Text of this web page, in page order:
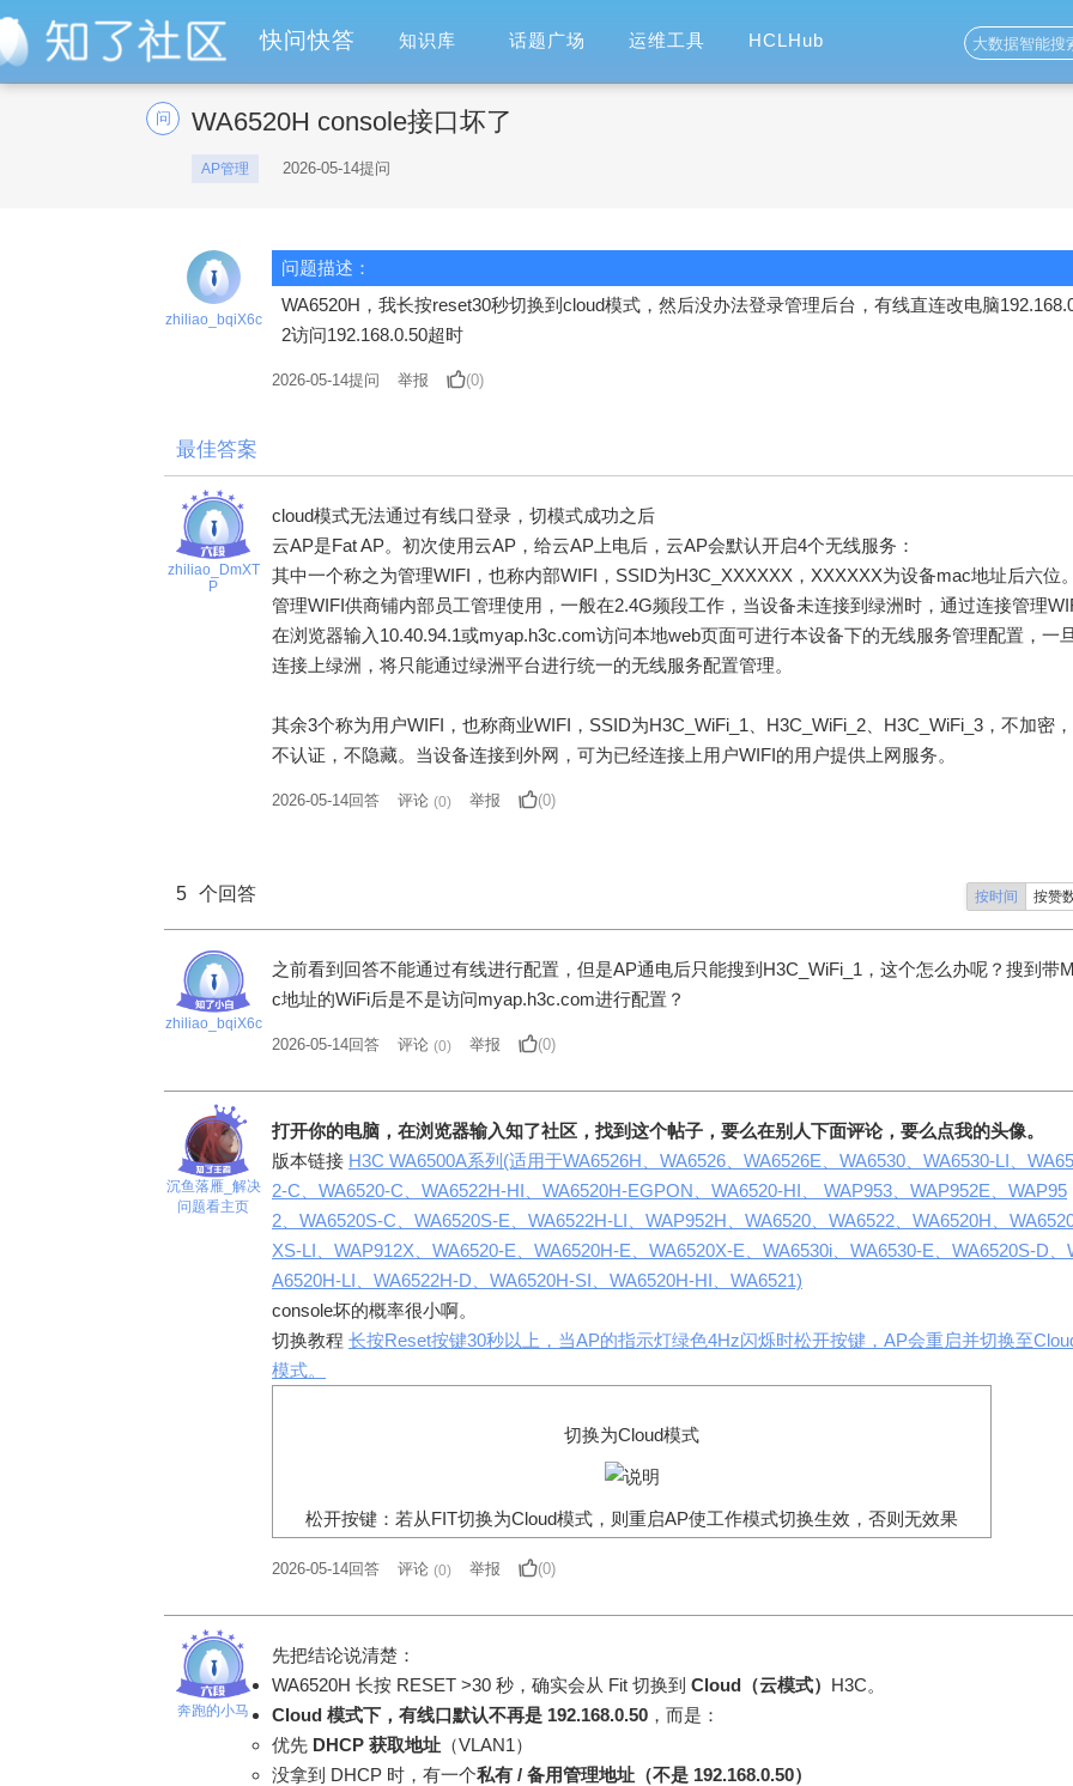
快问快答 知识库 话题广场 运维工具 HCLHub
问 WA6520H console接口坏了
AP管理 2026-05-14提问
zhiliao_bqiX6c
问题描述：
WA6520H，我长按reset30秒切换到cloud模式，然后没办法登录管理后台，有线直连改电脑
2访问192.168.0.50超时
2026-05-14提问 举报 (0)
最佳答案
zhiliao_DmXT
P
cloud模式无法通过有线口登录，切模式成功之后
云AP是Fat AP。初次使用云AP ，给云AP 上电后，云AP会默认开启4个无线服务：
其中一个称之为管理WIFI ，也称内部WIFI ， SSID为H3C_XXXXXX ， XXXXXX为设备mac地址后六位。
管理WIFI供商铺内部员工管理使用，一般在2.4G频段工作，当设备未连接到绿洲时，通过连接管理
在浏览器输入 10.40.94.1或myap.h3c.com访问本地web页面可进行本设备下的无线服务管理配置，一旦
连接上绿洲，将只能通过绿洲平台进行统一的无线服务配置管理。
其余3个称为用户WIFI ，也称商业WIFI ， SSID为H3C_WiFi_1 H3C_WiFi_2 H3C_WiFi_3 ，不加密，
不认证，不隐藏。当设备连接到外网，可为已经连接上用户WIFI的用户提供上网服务。
2026-05-14回答 评论 (0) 举报 (0)
5 个回答 按时间 按赞
zhiliao_bqiX6c
之前看到回答不能通过有线进行配置，但是AP通电后只能搜到H3C_WiFi_1，这个怎么办呢？搜到带
c地址的WiFi后是不是访问myap.h3c.com进行配置？
2026-05-14回答 评论 (0) 举报 (0)
沉鱼落雁_解决
问题看主页
打开你的电脑，在浏览器输入知了社区，找到这个帖子，要么在别人下面评论，要么点我的头像。
版本链接 H3C WA6500A系列(适用于WA6526H、WA6526、WA6526E、WA6530、WA6530-LI、
2-C、WA6520-C、WA6522H-HI、WA6520H-EGPON、WA6520-HI、 WAP953、WAP952E、WAP95
2、WA6520S-C、WA6520S-E、WA6522H-LI、WAP952H、WA6520、WA6522、WA6520H、
XS-LI、WAP912X、WA6520-E、WA6520H-E、WA6520X-E、WA6530i、WA6530-E、WA6520S-D、
A6520H-LI、WA6522H-D、WA6520H-SI、WA6520H-HI、WA6521)
console坏的概率很小啊。
切换教程 长按Reset按键30秒以上，当AP的指示灯绿色4Hz闪烁时松开按键，AP会重启并切换至
模式。
切换为Cloud模式
松开按键：若从FIT切换为Cloud模式，则重启AP使工作模式切换生效，否则无效果
2026-05-14回答 评论 (0) 举报 (0)
奔跑的小马
先把结论说清楚：
WA6520H 长按 RESET >30 秒，确实会从 Fit 切换到 Cloud（云模式） H3C。
Cloud 模式下，有线口默认不再是 192.168.0.50 ，而是：
优先 DHCP 获取地址 （VLAN1）
没拿到 DHCP 时，有一个私有 / 备用管理地址（不是 192.168.0.50）